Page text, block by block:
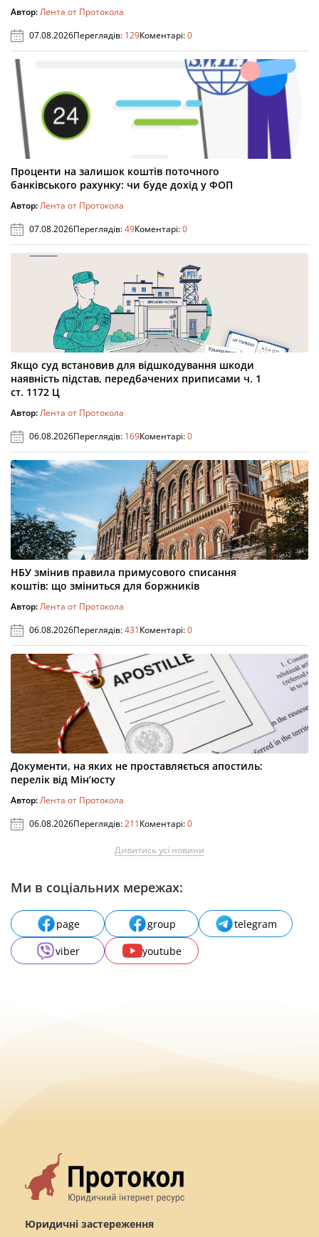
Автор:Лента от Протокола
07.08.2026Переглядів: 129Коментарі:0
Проценти на залишок коштів поточного
банківського рахунку: чи буде дохід у ФОП
Автор:Лента от Протокола
07.08.2026Переглядів:49Коментарі:0
Якщо суд встановив для відшкодування шкоди
наявність підстав, передбачених приписами ч. 1
ст. 1172 Ц
Автор:Лента от Протокола
06.08.2026Переглядів: 169Коментарі:0
НБУ змінив правила примусового списання
коштів: що зміниться для боржників
Автор:Лента от Протокола
06.08.2026Переглядів:431Коментарі:0
Документи, на яких не проставляється апостиль:
перелік від Мін’юсту
Автор:Лента от Протокола
06.08.2026Переглядів:211Коментарі:0
Дивитись усі новини
Ми в соціальних мережах:
page group
telegram
viber
youtube
Юридичні застереження